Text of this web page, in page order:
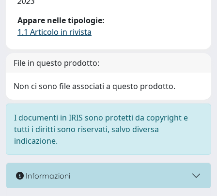
Appare nelle tipologie:
1.1 Articolo in rivista
File in questo prodotto:
Non ci sono file associati a questo prodotto.
I documenti in IRIS sono protetti da copyright e
tutti i diritti sono riservati, salvo diversa
indicazione.
Informazioni